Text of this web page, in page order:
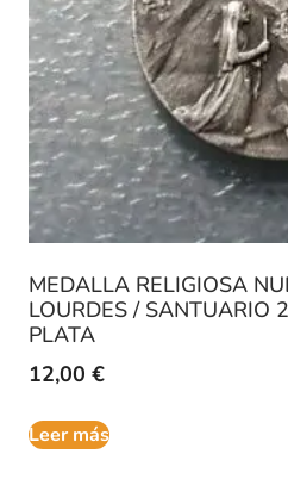
MEDALLA RELIGIOSA
LOURDES / SANTUARIO
PLATA
12,00 €
Leer más